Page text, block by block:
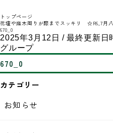
トップページ
花壇や庭木周りが際までスッキリ ☆R6,7月
670_0
2025年3月12日 / 最終更新日
グループ
670_0
カテゴリー
お知らせ